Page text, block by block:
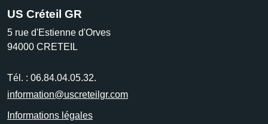
US Créteil GR
5 rue d'Estienne d'Orves
94000 CRETEIL
Tél. : 06.84.04.05.32.
information@uscreteilgr.com
Informations légales